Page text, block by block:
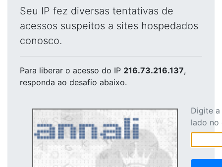
Seu IP fez diversas tentativas de
acessos suspeitos a sites hospedados
conosco.
Para liberar o acesso do IP 216.73.216.137,
responda ao desafio abaixo.
Digite
lado no